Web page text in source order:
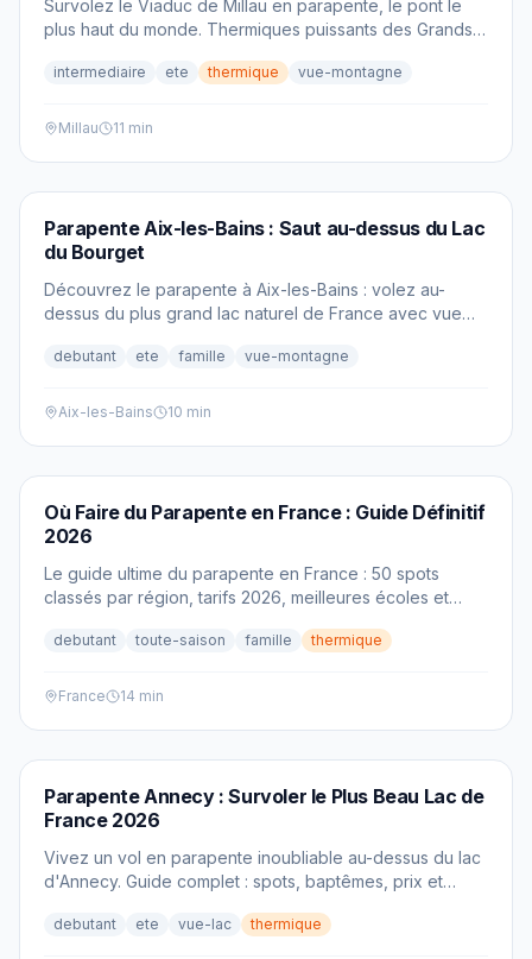
Survolez le Viaduc de Millau en parapente, le pont le
plus haut du monde. Thermiques puissants des Grands
intermediaire ete thermique vue-montagne
Millau 11 min
PARAPENTE
Parapente Aix-les-Bains : Saut au-dessus du Lac
du Bourget
Découvrez le parapente à Aix-les-Bains : volez au-
dessus du plus grand lac naturel de France avec vue
debutant ete famille vue-montagne
Aix-les-Bains 10 min
PARAPENTE
Où Faire du Parapente en France : Guide Définitif
2026
Le guide ultime du parapente en France : 50 spots
classés par région, tarifs 2026, meilleures écoles et
debutant toute-saison famille thermique
France 14 min
PARAPENTE
Parapente Annecy : Survoler le Plus Beau Lac de
France 2026
Vivez un vol en parapente inoubliable au-dessus du lac
d'Annecy. Guide complet : spots, baptêmes, prix et
debutant ete vue-lac thermique